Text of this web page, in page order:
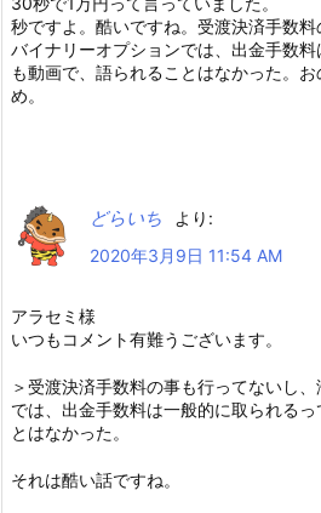
秒ですよ。酷いですね。受渡決済手数
バイナリーオプションでは、出金手数
も動画で、語られることはなかった。
め。
どらいち
より:
2020年3月9日 11:54 AM
アラセミ様
いつもコメント有難うございます。
＞受渡決済手数料の事も行ってないし
では、出金手数料は一般的に取られる
とはなかった。
それは酷い話ですね。